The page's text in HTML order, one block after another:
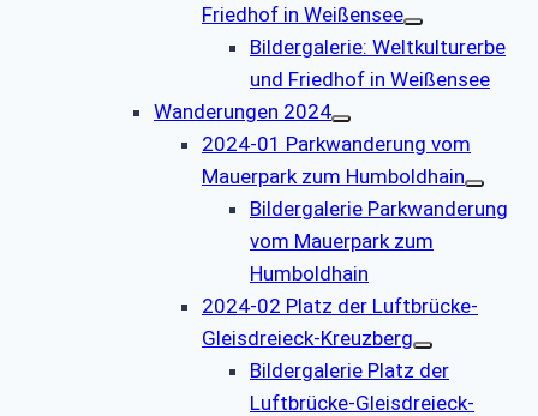
Friedhof in Weißensee
Bildergalerie: Weltkulturerbe
und Friedhof in Weißensee
Wanderungen 2024
2024-01 Parkwanderung vom
Mauerpark zum Humboldhain
Bildergalerie Parkwanderung
vom Mauerpark zum
Humboldhain
2024-02 Platz der Luftbrücke-
Gleisdreieck-Kreuzberg
Bildergalerie Platz der
Luftbrücke-Gleisdreieck-